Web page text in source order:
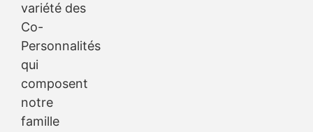
variété des
Co-
Personnalités
qui
composent
notre
famille